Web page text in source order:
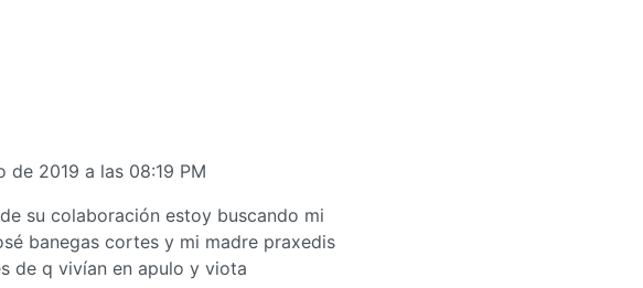
de 2019 a las 08:19 PM
su colaboración estoy buscando mi
banegas cortes y mi madre praxedis
de q vivían en apulo y viota